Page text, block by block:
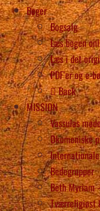
Bøger
Bogsalg
Læs bogen
Læs i det
PDF’er og e-
Back
MISSION
Vassulas
Økumeniske
Bedegrupper
Beth Myriam
Tværreligiøst